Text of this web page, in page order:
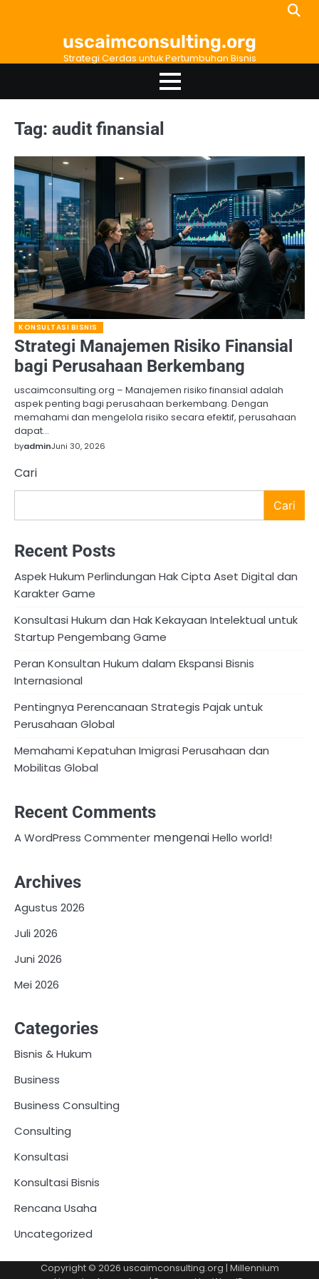
uscaimconsulting.org
Strategi Cerdas untuk Pertumbuhan Bisnis
Tag: audit finansial
KONSULTASI BISNIS
Strategi Manajemen Risiko Finansial
bagi Perusahaan Berkembang
uscaimconsulting.org – Manajemen risiko finansial adalah
aspek penting bagi perusahaan berkembang. Dengan
memahami dan mengelola risiko secara efektif, perusahaan
dapat…
byadminJuni 30, 2026
Cari
Cari
Recent Posts
Aspek Hukum Perlindungan Hak Cipta Aset Digital dan
Karakter Game
Konsultasi Hukum dan Hak Kekayaan Intelektual untuk
Startup Pengembang Game
Peran Konsultan Hukum dalam Ekspansi Bisnis
Internasional
Pentingnya Perencanaan Strategis Pajak untuk
Perusahaan Global
Memahami Kepatuhan Imigrasi Perusahaan dan
Mobilitas Global
Recent Comments
A WordPress Commenter mengenaiHello world!
Archives
Agustus 2026
Juli 2026
Juni 2026
Mei 2026
Categories
Bisnis & Hukum
Business
Business Consulting
Consulting
Konsultasi
Konsultasi Bisnis
Rencana Usaha
Uncategorized
Copyright © 2026 uscaimconsulting.org | Millennium